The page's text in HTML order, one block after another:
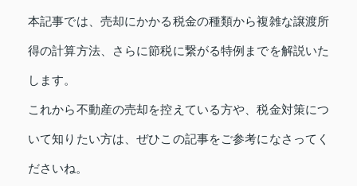
本記事では、売却にかかる税金の種類から複雑な譲渡所
得の計算方法、さらに節税に繋がる特例までを解説いた
します。
これから不動産の売却を控えている方や、税金対策につ
いて知りたい方は、ぜひこの記事をご参考になさってく
ださいね。